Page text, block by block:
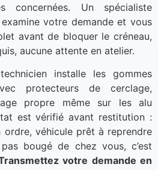
concernées. Un spécialiste
votre demande et vous
avant de bloquer le créneau,
aucune attente en atelier.
installe les gommes
protecteurs de cerclage,
propre même sur les alu
est vérifié avant restitution :
ordre, véhicule prêt à reprendre
bougé de chez vous, c’est
votre demande en